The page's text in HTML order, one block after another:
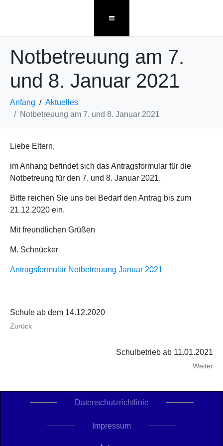
Notbetreuung am 7.
und 8. Januar 2021
Anfang
Aktuelles
Notbetreuung am 7. und 8. Januar 2021
Liebe Eltern,
im Anhang befindet sich das Antragsformular für die
Notbetreung für den 7. und 8. Januar 2021.
Bitte reichen Sie uns bei Bedarf den Antrag bis zum
21.12.2020 ein.
Mit freundlichen Grüßen
M. Schnücker
Antragsformular Notbetreuung Januar 2021
Schule ab dem 14.12.2020
Zurück
Schulbetrieb ab 11.01.2021
Weiter
Datenschutzrichtlinie
Impressum